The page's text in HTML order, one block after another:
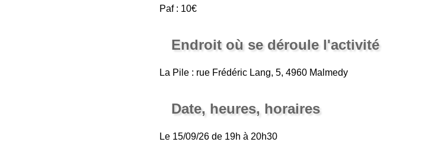
Paf : 10€
Endroit où se déroule l'activité
La Pile : rue Frédéric Lang, 5, 4960 Malmedy
Date, heures, horaires
Le 15/09/26 de 19h à 20h30